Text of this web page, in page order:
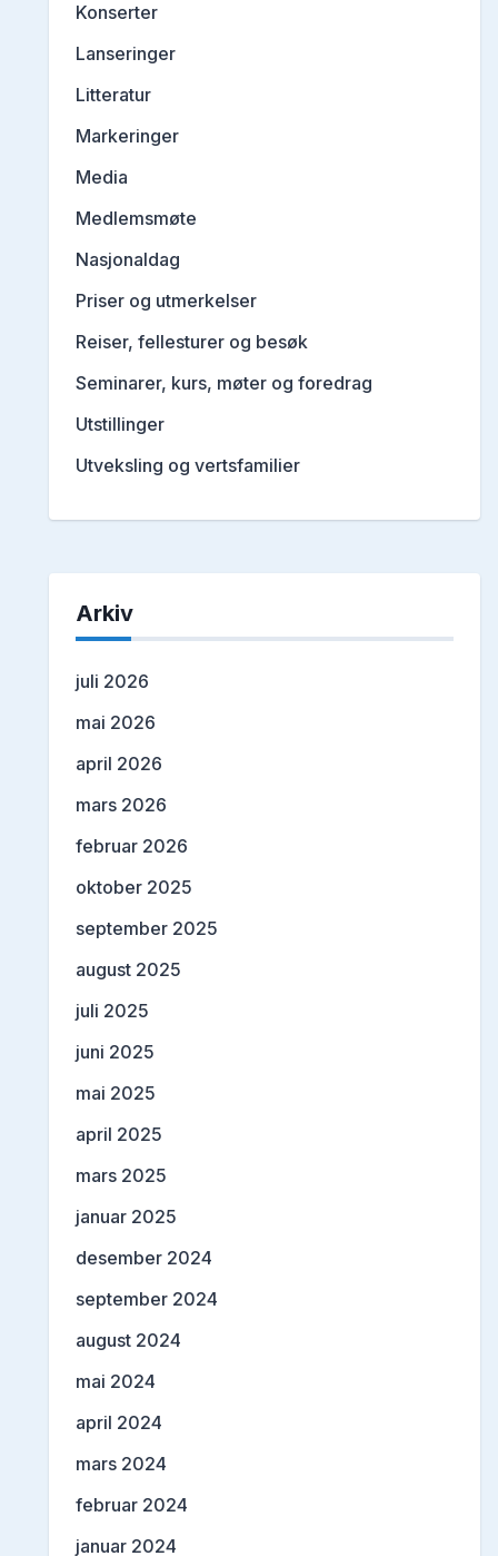
Konserter
Lanseringer
Litteratur
Markeringer
Media
Medlemsmøte
Nasjonaldag
Priser og utmerkelser
Reiser, fellesturer og besøk
Seminarer, kurs, møter og foredrag
Utstillinger
Utveksling og vertsfamilier
Arkiv
juli 2026
mai 2026
april 2026
mars 2026
februar 2026
oktober 2025
september 2025
august 2025
juli 2025
juni 2025
mai 2025
april 2025
mars 2025
januar 2025
desember 2024
september 2024
august 2024
mai 2024
april 2024
mars 2024
februar 2024
januar 2024